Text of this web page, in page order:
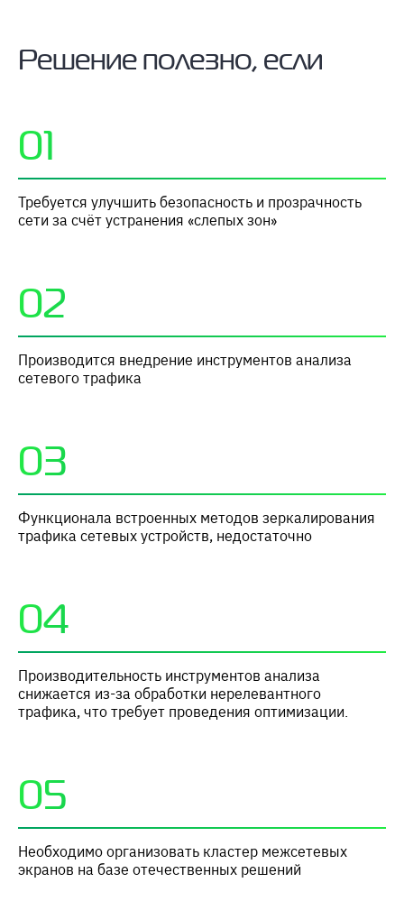
Решение полезно, если
01
Требуется улучшить безопасность и прозрачность
сети за счёт устранения «слепых зон»
02
Производится внедрение инструментов анализа
сетевого трафика
03
Функционала встроенных методов зеркалирования
трафика сетевых устройств, недостаточно
04
Производительность инструментов анализа
снижается из-за обработки нерелевантного
трафика, что требует проведения оптимизации.
05
Необходимо организовать кластер межсетевых
экранов на базе отечественных решений